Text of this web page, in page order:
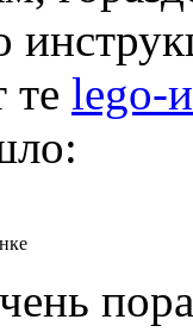
те lego-